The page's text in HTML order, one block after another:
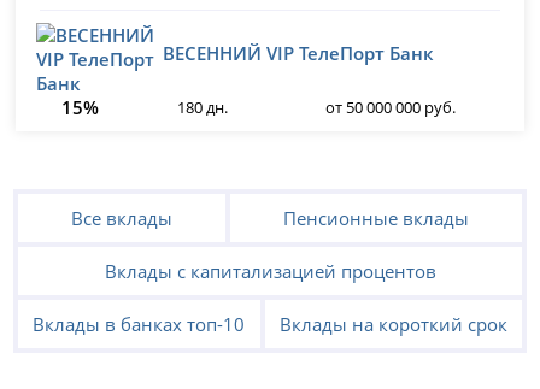
ВЕСЕННИЙ VIP ТелеПорт Банк
15% 180 дн. от 50 000 000 руб.
Все вклады Пенсионные вклады
Вклады с капитализацией процентов
Вклады в банках топ-10 Вклады на короткий срок